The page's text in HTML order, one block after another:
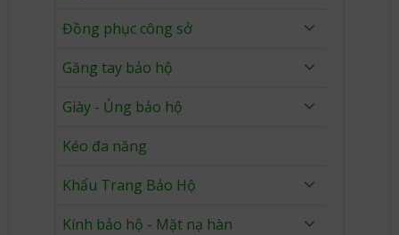
Đồng phục công sở
Găng tay bảo hộ
Giày - Ủng bảo hộ
Kéo đa năng
Khẩu Trang Bảo Hộ
Kính bảo hộ - Mặt nạ hàn